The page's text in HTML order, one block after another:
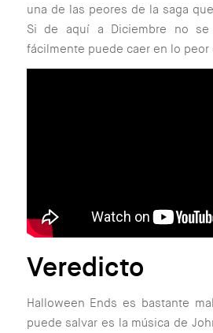
una de las peores de la saga
Si de aquí a Diciembre no se
fácilmente puede caer en lo peor
Veredicto
Halloween Ends es bastante
puede salvar es la música de